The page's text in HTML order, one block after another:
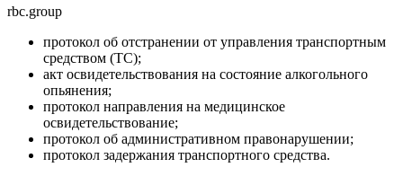
rbc.group
протокол об отстранении от управления транспортным
средством (ТС);
акт освидетельствования на состояние алкогольного
опьянения;
протокол направления на медицинское
освидетельствование;
протокол об административном правонарушении;
протокол задержания транспортного средства.